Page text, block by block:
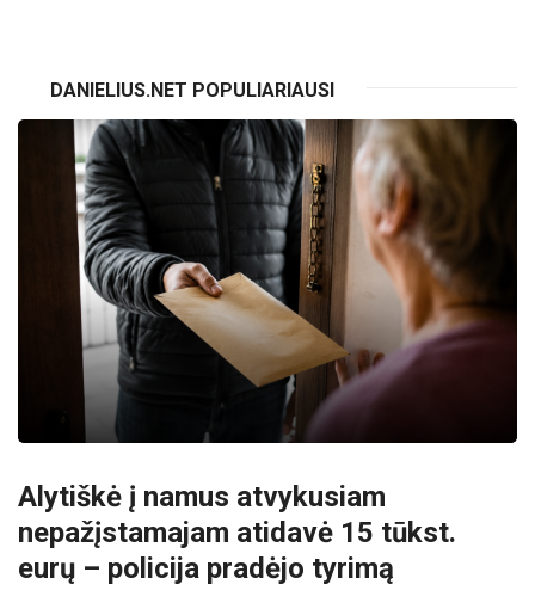
DANIELIUS.NET POPULIARIAUSI
Alytiškė į namus atvykusiam
nepažįstamajam atidavė 15 tūkst.
eurų – policija pradėjo tyrimą